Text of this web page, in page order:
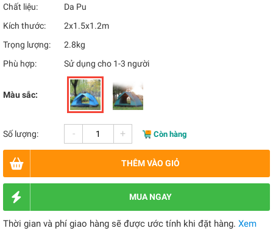
Chất liệu:
Da Pu
Kích thước:
2x1.5x1.2m
Trọng lượng:
2.8kg
Phù hợp:
Sử dụng cho 1-3 người
Màu sắc:
Số lượng: - + Còn hàng
THÊM VÀO GIỎ
MUA NGAY
Thời gian và phí giao hàng sẽ được ước tính khi đặt hàng. Xem